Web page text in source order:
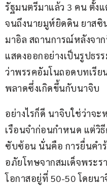
รัฐมนตรีมาแล้ว 3 คน ตั้ง
จนถึงนายมูห์ยิดดิน ยาส
มาอิล สถานการณ์หลังจา
แสดงออกอย่างเป็นรูปธร
ว่าพรรคอัมโนถอดบทเรีย
พลาดซึ่งเกิดขึ้นกับนาจิบ
อย่างไรก็ดี นาจิบใช่ว่าจ
เรือนจำก่อนกำหนด แต่วิ
ซับซ้อน นั่นคือ การยื่นคำ
อภัยโทษจากสมเด็จพระร
โอกาสอยู่ที่ 50-50 โดยน